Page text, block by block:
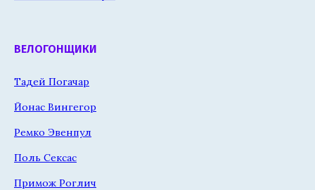
ВЕЛОГОНЩИКИ
Тадей Погачар
Йонас Вингегор
Ремко Эвенпул
Поль Сексас
Примож Роглич